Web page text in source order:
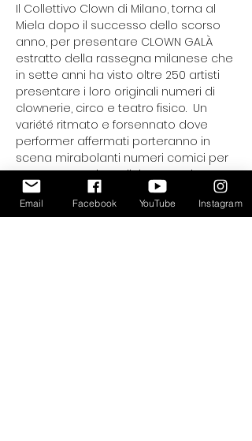
Il Collettivo Clown di Milano, torna al
Miela dopo il successo dello scorso
anno, per presentare CLOWN GALÀ
estratto della rassegna milanese che
in sette anni ha visto oltre 250 artisti
presentare i loro originali numeri di
clownerie, circo e teatro fisico.  Un
variété ritmato e forsennato dove
performer affermati porteranno in
scena mirabolanti numeri comici per
una scorpacciata di risate assicurata.
Sul palco si avvicenderanno alcuni tra
i saltimbanchi più rinomati della
Email Facebook YouTube Instagram